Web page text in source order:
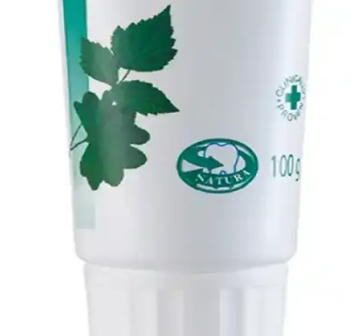
Kozmetik ürünler, diş ve diş eti sağlığını destekleyerek ağız hijyenini
artırır, çürük ve hastalıkları önler, düzenli kullanım ile sağlıklı bir
gülüş sağlar.
Aftoral Abfen Farma'nın Ağız Yarası Tedavisindeki
Rolü ve Kullanım Yöntemleri
Aftoral Abfen Farma, ağız yaralarının iyileşmesini destekleyen ve
ağrıyı hafifleten etkili bir ilaçtır. Kullanım detayları ve etkileri
hakkında bilinmesi gerekenler burada.
Ağız Sağlığı İçin Etkili ve Sağlıklı Bakım Yöntemleri
ve Doğal Çözümler
Düzenli ağız bakımı ve doğal ürünlerle ağız sağlığını koruma
hijyeninizi artırın.